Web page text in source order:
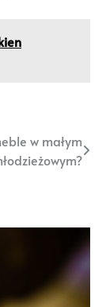
w małym